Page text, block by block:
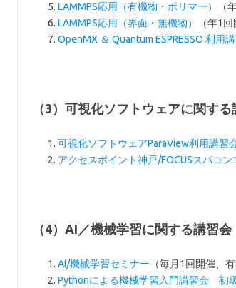
LAMMPS応用（有機物・ポリマー）
（
LAMMPS応用（界面・無機物）
（年1
OpenMX ＆ Quantum ESPRESSO 利用
（3）可視化ソフトウェアに関す
可視化ソフトウェアParaView利用講習
アクセスポイント神戸/FOCUSスパコ
（4）AI／機械学習に関する講習会
AI/機械学習セミナー （毎月1回開催、
Pythonによる機械学習入門講習会 初